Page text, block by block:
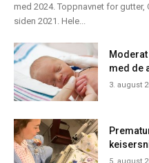
med 2024. Toppnavnet for
siden 2021. Hele...
med de
3. august